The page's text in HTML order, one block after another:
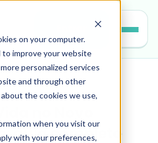
on your computer.
to improve your website
personalized services
and through other
the cookies we use,
when you visit our
with your preferences,
no Novo
guia completo